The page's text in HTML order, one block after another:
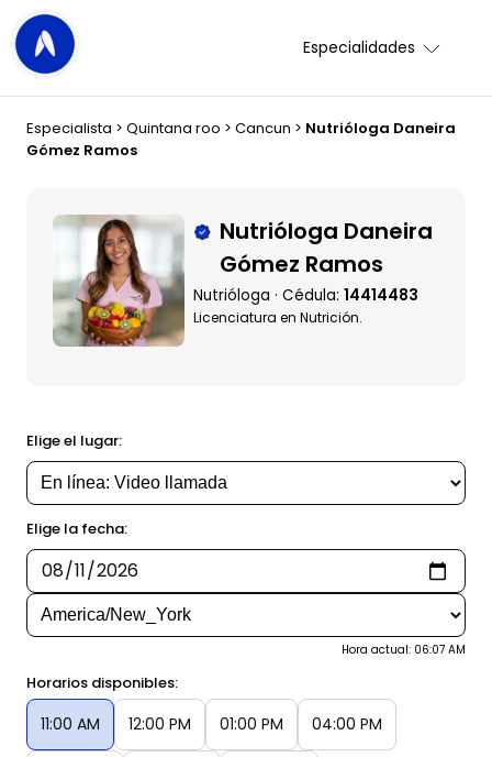
Especialidades
Especialista > Quintana roo > Cancun > Nutrióloga Daneira
Gómez Ramos
Nutrióloga Daneira
Gómez Ramos
Nutrióloga · Cédula: 14414483
Licenciatura en Nutrición.
Elige el lugar:
Elige la fecha:
Hora actual: 06:07 AM
Horarios disponibles:
11:00 AM 12:00 PM 01:00 PM 04:00 PM